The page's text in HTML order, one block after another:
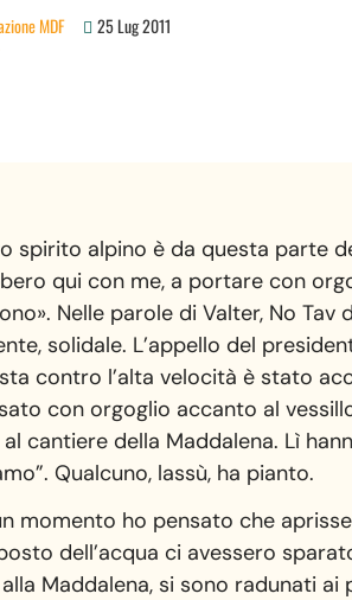
MDF 25 Lug 2011
spirito alpino è da questa parte
qui con me, a portare con
Nelle parole di Valter, No
solidale. L’appello del
contro l’alta velocità è stato
con orgoglio accanto al
cantiere della Maddalena. Lì
Qualcuno, lassù, ha pianto.
momento ho pensato che
dell’acqua ci avessero
Maddalena, si sono radunati